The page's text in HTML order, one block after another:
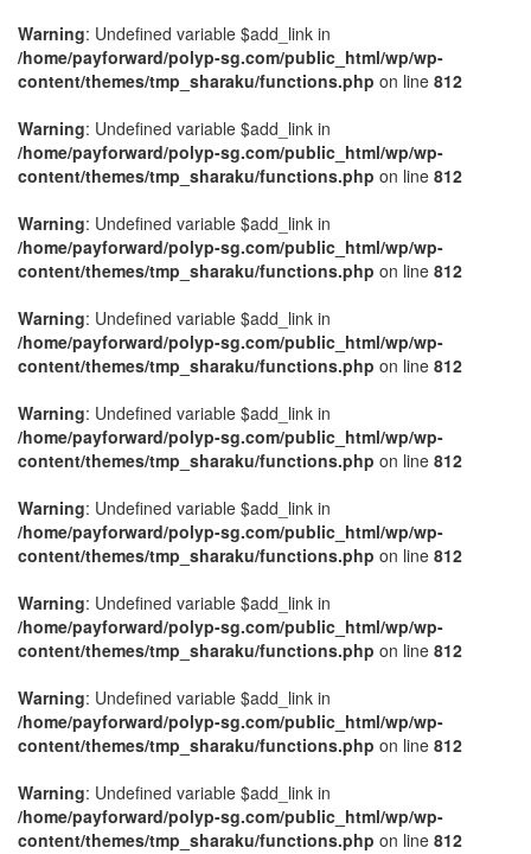
Warning: Undefined variable $add_link in
/home/payforward/polyp-sg.com/public_html/wp/wp-
content/themes/tmp_sharaku/functions.php on line 812
Warning: Undefined variable $add_link in
/home/payforward/polyp-sg.com/public_html/wp/wp-
content/themes/tmp_sharaku/functions.php on line 812
Warning: Undefined variable $add_link in
/home/payforward/polyp-sg.com/public_html/wp/wp-
content/themes/tmp_sharaku/functions.php on line 812
Warning: Undefined variable $add_link in
/home/payforward/polyp-sg.com/public_html/wp/wp-
content/themes/tmp_sharaku/functions.php on line 812
Warning: Undefined variable $add_link in
/home/payforward/polyp-sg.com/public_html/wp/wp-
content/themes/tmp_sharaku/functions.php on line 812
Warning: Undefined variable $add_link in
/home/payforward/polyp-sg.com/public_html/wp/wp-
content/themes/tmp_sharaku/functions.php on line 812
Warning: Undefined variable $add_link in
/home/payforward/polyp-sg.com/public_html/wp/wp-
content/themes/tmp_sharaku/functions.php on line 812
Warning: Undefined variable $add_link in
/home/payforward/polyp-sg.com/public_html/wp/wp-
content/themes/tmp_sharaku/functions.php on line 812
Warning: Undefined variable $add_link in
/home/payforward/polyp-sg.com/public_html/wp/wp-
content/themes/tmp_sharaku/functions.php on line 812